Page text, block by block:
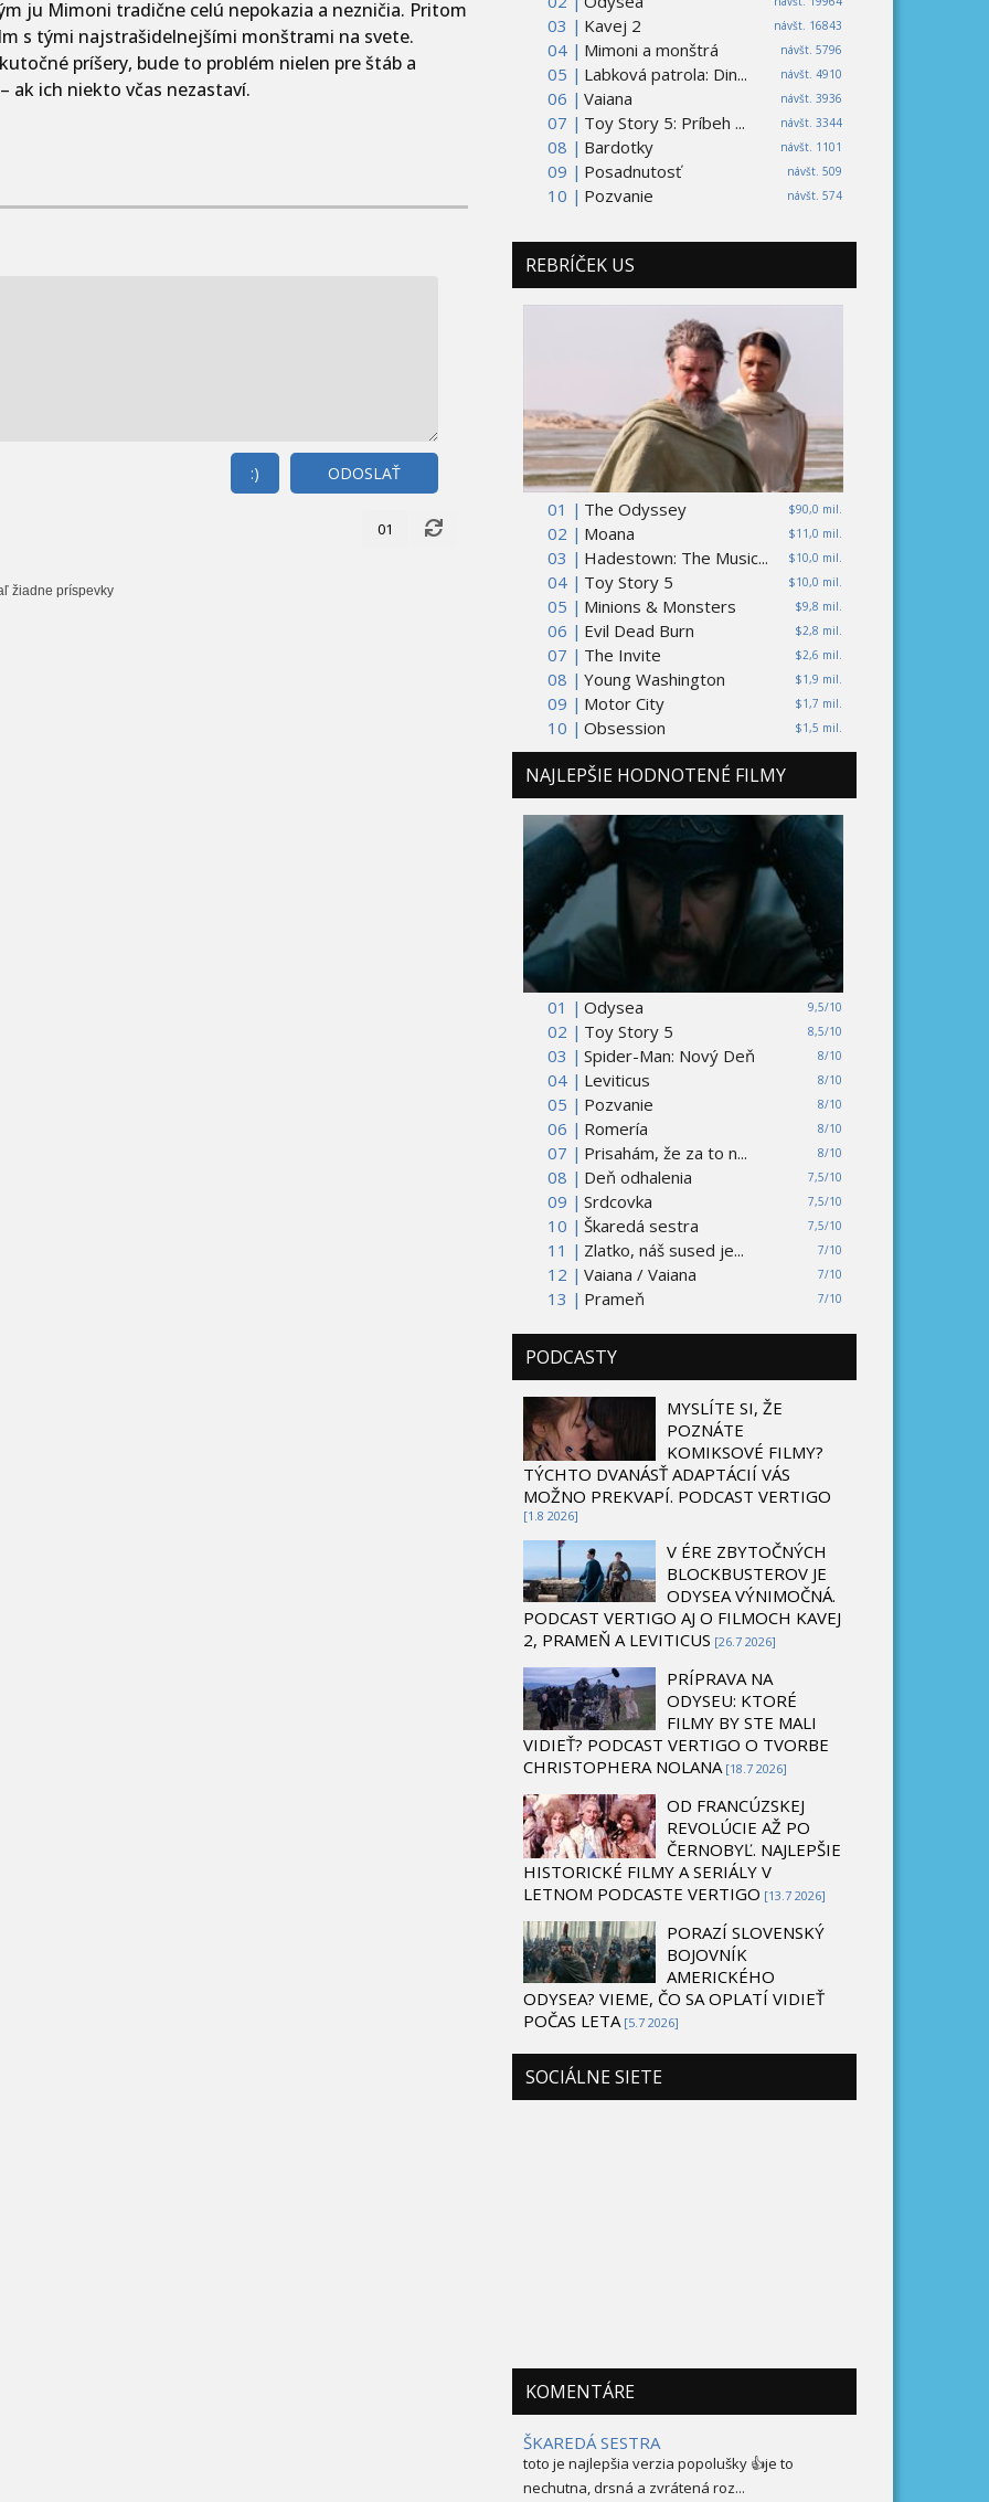
ju Mimoni tradične celú nepokazia a nezničia. Pritom
s tými najstrašidelnejšími monštrami na svete.
príšery, bude to problém nielen pre štáb a
ak ich niekto včas nezastaví.
ODOSLAŤ
:)
01
žiadne príspevky
03 |
návšt. 16843
Kavej 2
04 |
návšt. 5796
Mimoni a monštrá
05 |
návšt. 4910
Labková patrola: Din...
06 |
návšt. 3936
Vaiana
07 |
návšt. 3344
Toy Story 5: Príbeh ...
08 |
návšt. 1101
Bardotky
09 |
návšt. 509
Posadnutosť
10 |
návšt. 574
Pozvanie
REBRÍČEK US
01 | $90,0 mil.
The Odyssey
02 |
$11,0 mil.
Moana
03 |
$10,0 mil.
Hadestown: The Music...
04 |
$10,0 mil.
Toy Story 5
05 |
$9,8 mil.
Minions & Monsters
06 |
$2,8 mil.
Evil Dead Burn
07 |
$2,6 mil.
The Invite
08 |
$1,9 mil.
Young Washington
09 |
$1,7 mil.
Motor City
10 |
$1,5 mil.
Obsession
NAJLEPŠIE HODNOTENÉ FILMY
01 | 9,5/10
Odysea
02 |
8,5/10
Toy Story 5
03 |
8/10
Spider-Man: Nový Deň
04 |
8/10
Leviticus
05 |
8/10
Pozvanie
06 |
8/10
Romería
07 |
8/10
Prisahám, že za to n...
08 |
7,5/10
Deň odhalenia
09 |
7,5/10
Srdcovka
10 |
7,5/10
Škaredá sestra
11 |
7/10
Zlatko, náš sused je...
12 |
7/10
Vaiana / Vaiana
13 |
7/10
Prameň
PODCASTY
MYSLÍTE SI, ŽE
POZNÁTE
KOMIKSOVÉ FILMY?
TÝCHTO DVANÁSŤ ADAPTÁCIÍ VÁS
MOŽNO PREKVAPÍ. PODCAST VERTIGO
[1.8 2026]
V ÉRE ZBYTOČNÝCH
BLOCKBUSTEROV JE
ODYSEA VÝNIMOČNÁ.
PODCAST VERTIGO AJ O FILMOCH KAVEJ
2, PRAMEŇ A LEVITICUS [26.7 2026]
PRÍPRAVA NA
ODYSEU: KTORÉ
FILMY BY STE MALI
VIDIEŤ? PODCAST VERTIGO O TVORBE
CHRISTOPHERA NOLANA [18.7 2026]
OD FRANCÚZSKEJ
REVOLÚCIE AŽ PO
ČERNOBYĽ. NAJLEPŠIE
HISTORICKÉ FILMY A SERIÁLY V
LETNOM PODCASTE VERTIGO [13.7 2026]
PORAZÍ SLOVENSKÝ
BOJOVNÍK
AMERICKÉHO
ODYSEA? VIEME, ČO SA OPLATÍ VIDIEŤ
POČAS LETA [5.7 2026]
SOCIÁLNE SIETE
KOMENTÁRE
ŠKAREDÁ SESTRA
toto je najlepšia verzia popolušky 👍je to
nechutna, drsná a zvrátená roz...